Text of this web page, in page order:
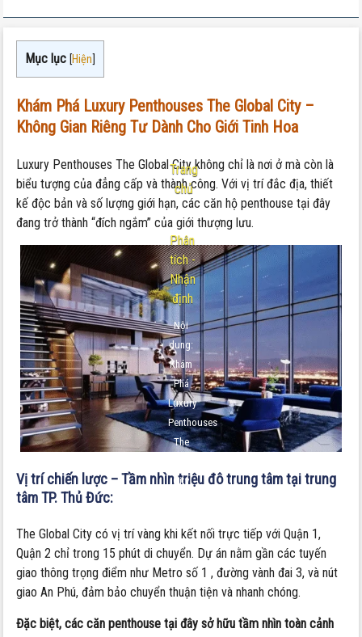
Trang
chủ
-
Phân
tích -
Nhận
định
Nội
dung:
Khám
Phá
Luxury
Penthouses
The
City
Mục lục [Hiện]
Khám Phá Luxury Penthouses The Global City –
Không Gian Riêng Tư Dành Cho Giới Tinh Hoa
Luxury Penthouses The Global City không chỉ là nơi ở mà còn là
biểu tượng của đẳng cấp và thành công. Với vị trí đắc địa, thiết
kế độc bản và số lượng giới hạn, các căn hộ penthouse tại đây
đang trở thành “đích ngắm” của giới thượng lưu.
Vị trí chiến lược – Tầm nhìn triệu đô trung tâm tại trung
tâm TP. Thủ Đức:
The Global City có vị trí vàng khi kết nối trực tiếp với Quận 1,
Quận 2 chỉ trong 15 phút di chuyển. Dự án nằm gần các tuyến
giao thông trọng điểm như Metro số 1 , đường vành đai 3, và nút
giao An Phú, đảm bảo chuyển thuận tiện và nhanh chóng.
Đặc biệt, các căn penthouse tại đây sở hữu tầm nhìn toàn cảnh